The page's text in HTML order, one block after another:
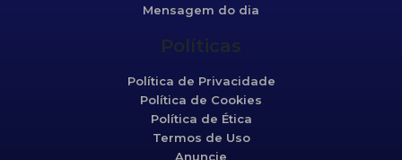
Mensagem do dia
Políticas
Política de Privacidade
Política de Cookies
Política de Ética
Termos de Uso
Anuncie